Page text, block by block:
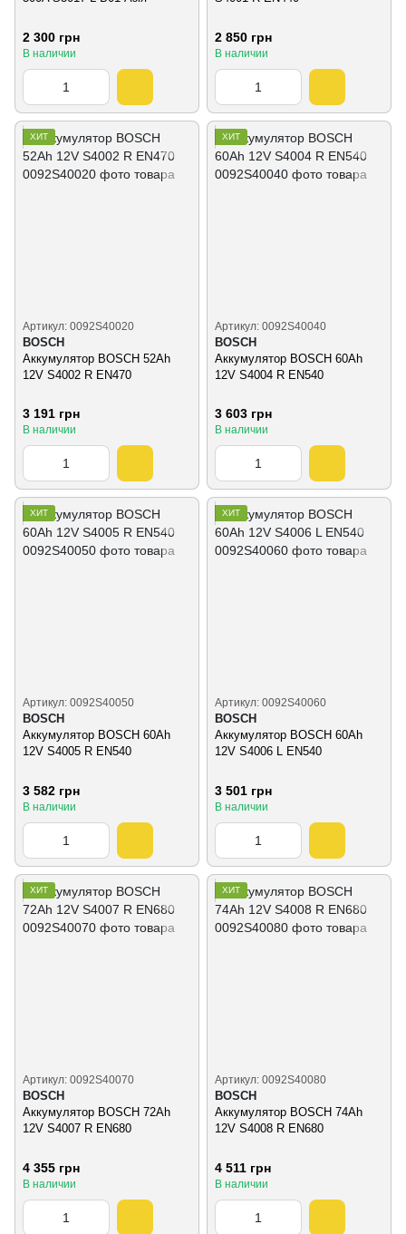
2 300 грн
В наличии
2 850 грн
В наличии
ХИТ
Артикул: 0092S40020
BOSCH
Аккумулятор BOSCH 52Ah
12V S4002 R EN470
3 191 грн
В наличии
ХИТ
Артикул: 0092S40040
BOSCH
Аккумулятор BOSCH 60Ah
12V S4004 R EN540
3 603 грн
В наличии
ХИТ
Артикул: 0092S40050
BOSCH
Аккумулятор BOSCH 60Ah
12V S4005 R EN540
3 582 грн
В наличии
ХИТ
Артикул: 0092S40060
BOSCH
Аккумулятор BOSCH 60Ah
12V S4006 L EN540
3 501 грн
В наличии
ХИТ
Артикул: 0092S40070
BOSCH
Аккумулятор BOSCH 72Ah
12V S4007 R EN680
4 355 грн
В наличии
ХИТ
Артикул: 0092S40080
BOSCH
Аккумулятор BOSCH 74Ah
12V S4008 R EN680
4 511 грн
В наличии